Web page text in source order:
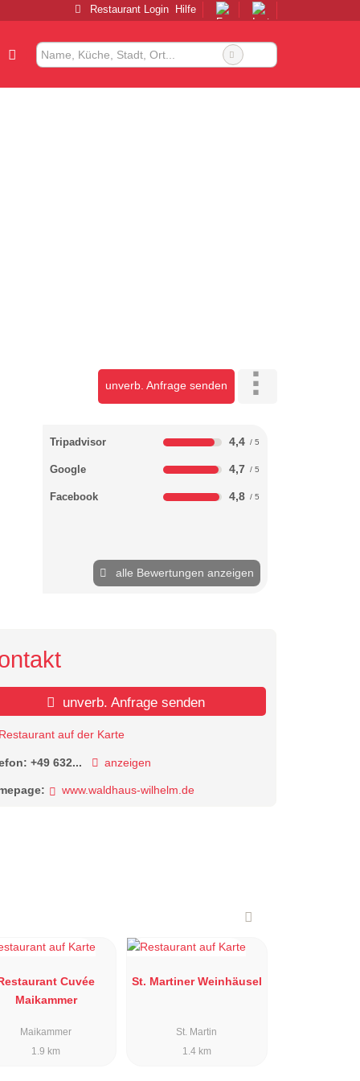
Restaurant Login Hilfe
unverb. Anfrage senden
Tripadvisor 4,4
Google 4,7
Facebook 4,8
alle Bewertungen anzeigen
unverb. Anfrage senden
Restaurant auf der Karte
+49 632... anzeigen
www.waldhaus-wilhelm.de
Cuvée
Maikammer
Maikammer
1.9 km
St. Martiner Weinhäusel
St. Martin
1.4 km